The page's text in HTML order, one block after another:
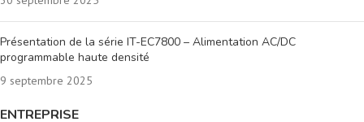
Présentation de la série IT-EC7800 – Alimentation AC/DC
programmable haute densité
9 septembre 2025
ENTREPRISE